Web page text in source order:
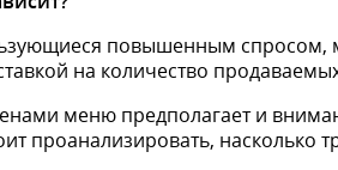
повышенным спросом,
на количество
меню предполагает и
проанализировать, насколько